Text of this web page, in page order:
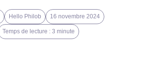
Hello Philob 16 novembre 2024
Temps de lecture : 3 minute